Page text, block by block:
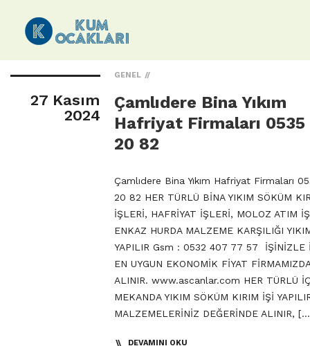
27 Kasım
2024
GENEL
Çamlıdere Bina Yıkım
Hafriyat Firmaları 0535
20 82
Çamlıdere Bina Yıkım Hafriyat Firmaları
20 82 HER TÜRLÜ BİNA YIKIM SÖKÜM
İŞLERİ, HAFRİYAT İŞLERİ, MOLOZ ATIM
ENKAZ HURDA MALZEME KARŞILIĞI
YAPILIR Gsm : 0532 407 77 57 İŞİNİZLE
EN UYGUN EKONOMİK FİYAT
ALINIR. www.ascanlar.com HER TÜRLÜ
MEKANDA YIKIM SÖKÜM KIRIM İŞİ
MALZEMELERİNİZ DEĞERİNDE ALINIR,
DEVAMINI OKU